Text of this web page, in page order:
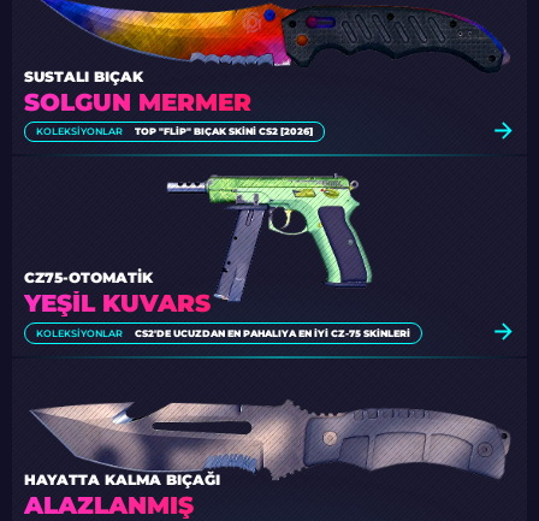
SOLGUN MERMER
SUSTALI BIÇAK
KOLEKSIYONLAR TOP "FLIP" BIÇAK SKINI CS2 [2026]
YEŞIL KUVARS
CZ75-OTOMATIK
KOLEKSIYONLAR CS2'DE UCUZDAN EN PAHALIYA EN İYI CZ-75 SKINLERI
ALAZLANMIŞ
HAYATTA KALMA BIÇAĞI